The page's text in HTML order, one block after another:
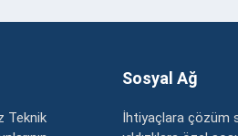
Teknik
Sosyal Ağ
İhtiyaçlara çözüm